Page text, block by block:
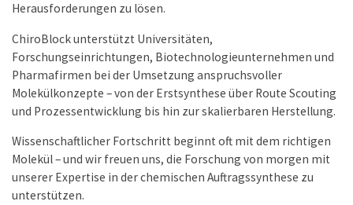
Herausforderungen zu lösen.
ChiroBlock unterstützt Universitäten,
Forschungseinrichtungen, Biotechnologieunternehmen und
Pharmafirmen bei der Umsetzung anspruchsvoller
Molekülkonzepte – von der Erstsynthese über Route Scouting
und Prozessentwicklung bis hin zur skalierbaren Herstellung.
Wissenschaftlicher Fortschritt beginnt oft mit dem richtigen
Molekül – und wir freuen uns, die Forschung von morgen mit
unserer Expertise in der chemischen Auftragssynthese zu
unterstützen.